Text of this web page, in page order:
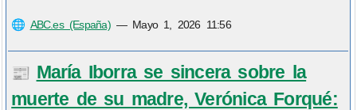
🌐 ABC.es (España)— Mayo 1, 2026 11:56
📰 María Iborra se sincera sobre la
muerte de su madre, Verónica Forqué: